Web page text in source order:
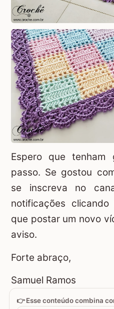
Espero que
passo. Se gostou
se inscreva no
notificações
que postar um novo
aviso.
Forte abraço,
Samuel Ramos
👉 Esse conteúdo combina